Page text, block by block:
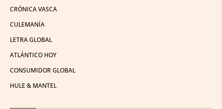
CRÓNICA VASCA
CULEMANÍA
LETRA GLOBAL
ATLÁNTICO HOY
CONSUMIDOR GLOBAL
HULE & MANTEL